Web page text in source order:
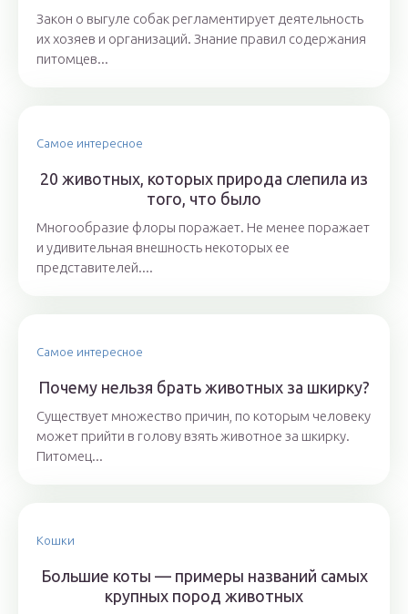
Закон о выгуле собак регламентирует деятельность
их хозяев и организаций. Знание правил содержания
питомцев...
Самое интересное
20 животных, которых природа слепила из
того, что было
Многообразие флоры поражает. Не менее поражает
и удивительная внешность некоторых ее
представителей....
Самое интересное
Почему нельзя брать животных за шкирку?
Существует множество причин, по которым человеку
может прийти в голову взять животное за шкирку.
Питомец...
Кошки
Большие коты — примеры названий самых
крупных пород животных